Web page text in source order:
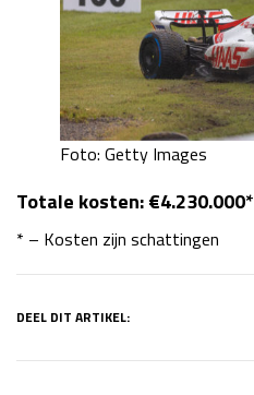
Foto: Getty Images
Totale kosten: €4.230.000*
* – Kosten zijn schattingen
DEEL DIT ARTIKEL: